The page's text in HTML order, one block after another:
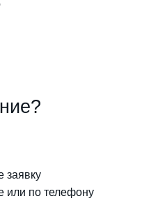
заявку
или по телефону